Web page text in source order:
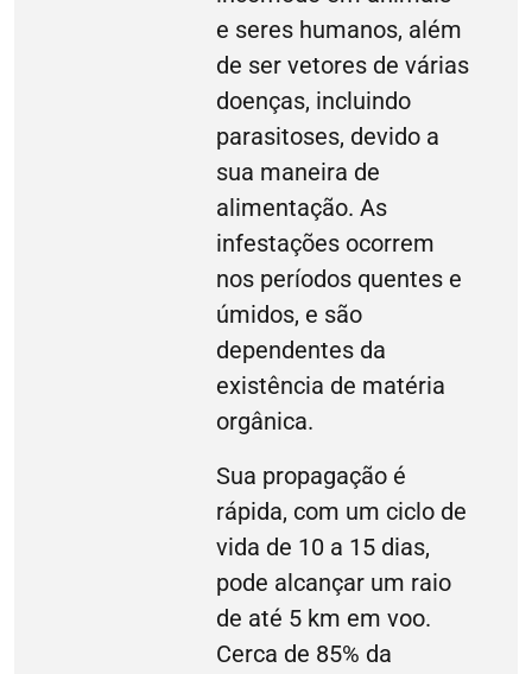
e seres humanos, além
de ser vetores de várias
doenças, incluindo
parasitoses, devido a
sua maneira de
alimentação. As
infestações ocorrem
nos períodos quentes e
úmidos, e são
dependentes da
existência de matéria
orgânica.
Sua propagação é
rápida, com um ciclo de
vida de 10 a 15 dias,
pode alcançar um raio
de até 5 km em voo.
Cerca de 85% da